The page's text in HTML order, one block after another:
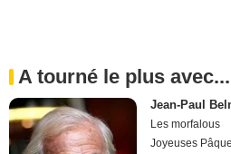
A tourné le plus avec...
Jean-Paul
Les morfalous
Joyeuses